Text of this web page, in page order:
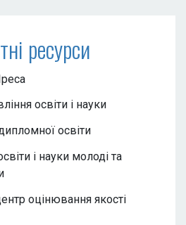
ресурси
освіти і науки
освіти
і науки молоді та
оцінювання якості